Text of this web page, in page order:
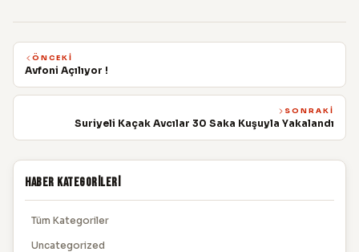
ÖNCEKI
Avfoni Açılıyor !
SONRAKI
Suriyeli Kaçak Avcılar 30 Saka Kuşuyla Yakalandı
Haber Kategorileri
Tüm Kategoriler
Uncategorized